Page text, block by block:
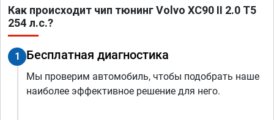
Как происходит чип тюнинг Volvo XC90 II 2.0 T5
254 л.с.?
1 Бесплатная диагностика
Мы проверим автомобиль, чтобы подобрать наше
наиболее эффективное решение для него.